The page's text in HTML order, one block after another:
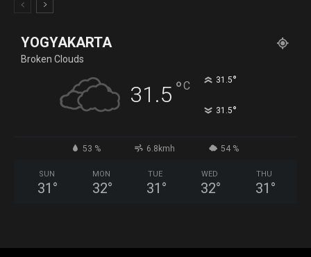
YOGYAKARTA
Broken Clouds
31.5 °C 31.5°
31.5°
53 % 6.8kmh 54 %
SUN
31 °
MON
32°
TUE
31 °
WED
32°
THU
31 °